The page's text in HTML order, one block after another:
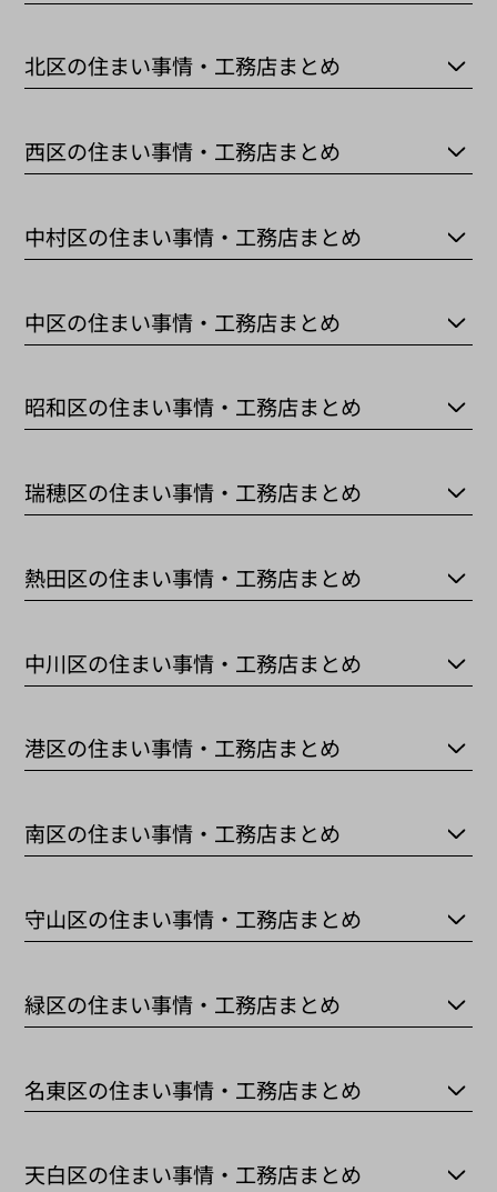
北区の住まい事情・工務店まとめ
西区の住まい事情・工務店まとめ
中村区の住まい事情・工務店まとめ
中区の住まい事情・工務店まとめ
昭和区の住まい事情・工務店まとめ
瑞穂区の住まい事情・工務店まとめ
熱田区の住まい事情・工務店まとめ
中川区の住まい事情・工務店まとめ
港区の住まい事情・工務店まとめ
南区の住まい事情・工務店まとめ
守山区の住まい事情・工務店まとめ
緑区の住まい事情・工務店まとめ
名東区の住まい事情・工務店まとめ
天白区の住まい事情・工務店まとめ